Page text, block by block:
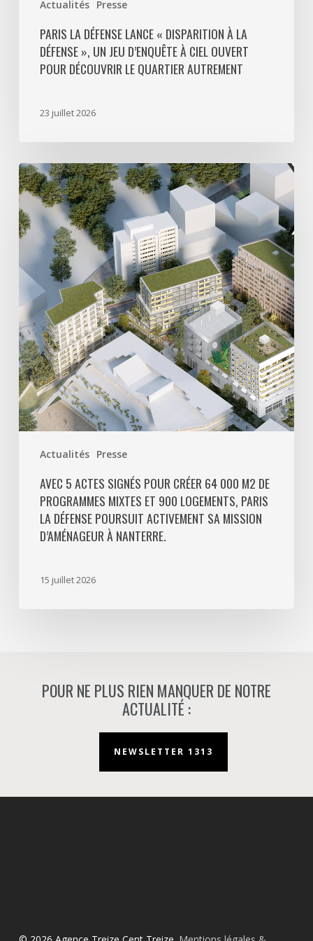
Actualités Presse
découvrir
quartier
PARIS LA DÉFENSE LANCE « DISPARITION À LA
DÉFENSE », UN JEU D’ENQUÊTE À CIEL OUVERT
POUR DÉCOUVRIR LE QUARTIER AUTREMENT
23 juillet 2026
Actualités Presse
Avec
5
actes
signés
pour
créer
000
m2
de
programmes
mixtes
et
900
logements,
Défense
poursuit
activement
AVEC 5 ACTES SIGNÉS POUR CRÉER 64 000 M2 DE
PROGRAMMES MIXTES ET 900 LOGEMENTS, PARIS
LA DÉFENSE POURSUIT ACTIVEMENT SA MISSION
D’AMÉNAGEUR À NANTERRE.
15 juillet 2026
POUR NE PLUS RIEN MANQUER DE NOTRE
ACTUALITÉ :
NEWSLETTER 1313